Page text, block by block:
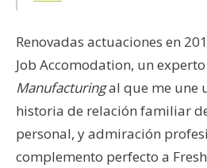
Renovadas actuaciones en
Job Accomodation, un experto
Manufacturingal que me une
historia de relación familiar
personal, y admiración
complemento perfecto a